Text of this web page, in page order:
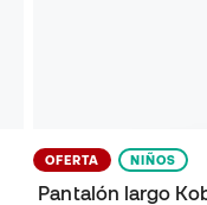
OFERTA NIÑOS
Pantalón largo